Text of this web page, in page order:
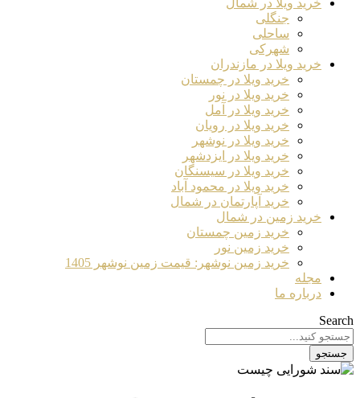
خرید ویلا در شمال
جنگلی
ساحلی
شهرکی
خرید ویلا در مازندران
خرید ویلا در چمستان
خرید ویلا در نور
خرید ویلا در آمل
خرید ویلا در رویان
خرید ویلا در نوشهر
خرید ویلا در ایزدشهر
خرید ویلا در سیسنگان
خرید ویلا در محمود آباد
خرید آپارتمان در شمال
خرید زمین در شمال
خرید زمین چمستان
خرید زمین نور
خرید زمین نوشهر: قیمت زمین نوشهر 1405
مجله
درباره ما
Search
جستجو